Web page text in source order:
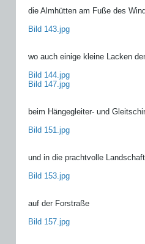
die Almhütten am Fuße des
Bild 143.jpg
wo auch einige kleine Lacken
Bild 144.jpg
Bild 147.jpg
beim Hängegleiter- und
Bild 151.jpg
und in die prachtvolle
Bild 153.jpg
auf der Forstraße
Bild 157.jpg